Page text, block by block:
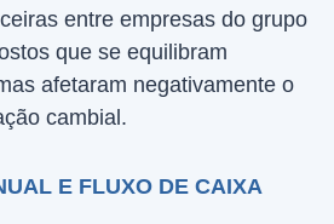
entre empresas do grupo
que se equilibram
afetaram negativamente o
cambial.
E FLUXO DE CAIXA